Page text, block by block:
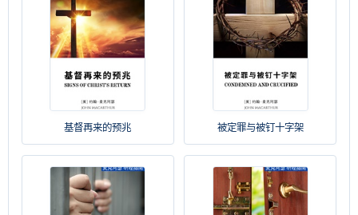
基督再来的预兆 被定罪与被钉十字架